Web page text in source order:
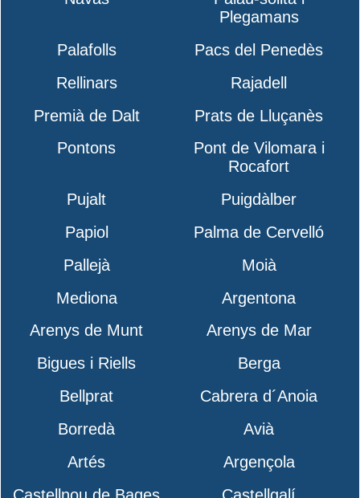
Plegamans
Palafolls
Pacs del Penedès
Rellinars
Rajadell
Premià de Dalt
Prats de Lluçanès
Pontons
Pont de Vilomara i
Rocafort
Pujalt
Puigdàlber
Papiol
Palma de Cervelló
Pallejà
Moià
Mediona
Argentona
Arenys de Munt
Arenys de Mar
Bigues i Riells
Berga
Bellprat
Cabrera d´Anoia
Borredà
Avià
Artés
Argençola
Castellnou de Bages
Castellgalí